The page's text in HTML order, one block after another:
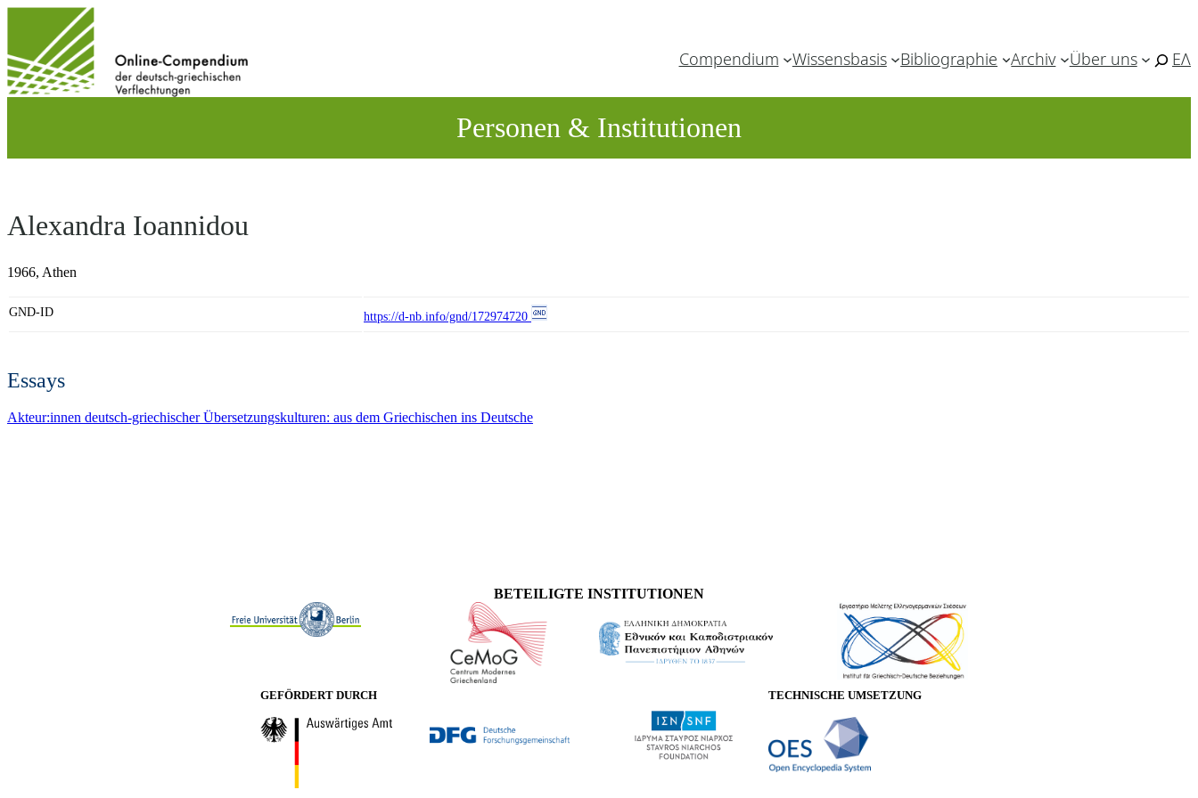
wechseln
Compendium Wissensbasis Bibliographie Archiv Über uns ΕΛ
Personen & Institutionen
Alexandra Ioannidou
1966, Athen
GND-ID https://d-nb.info/gnd/172974720
Essays
Akteur:innen deutsch-griechischer Übersetzungskulturen: aus dem Griechischen ins Deutsche
BETEILIGTE INSTITUTIONEN
GEFÖRDERT DURCH TECHNISCHE UMSETZUNG